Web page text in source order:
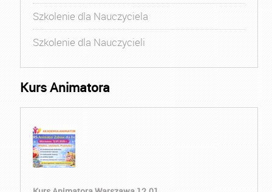
Szkolenie dla Nauczyciela
Szkolenie dla Nauczycieli
Kurs Animatora